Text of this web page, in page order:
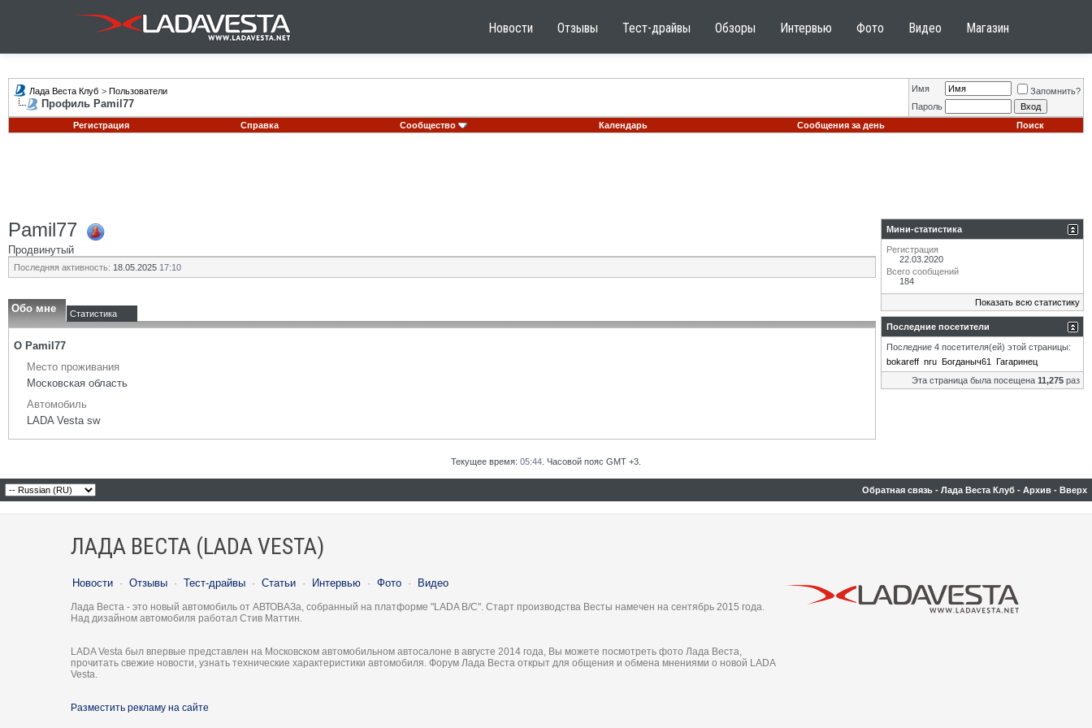
Новости Отзывы Тест-драйвы Обзоры Интервью Фото Видео Магазин
Лада Веста Клуб > Пользователи
Профиль Pamil77
Имя
Запомнить?
Пароль
Регистрация
Справка Сообщество Календарь Сообщения за день Поиск
Pamil77
Продвинутый
Последняя активность: 18.05.2025 17:10
Обо мне Статистика
О Pamil77
Место проживания
Московская область
Автомобиль
LADA Vesta sw
Мини-статистика
Регистрация
22.03.2020
Всего сообщений
184
Показать всю статистику
Последние посетители
Последние 4 посетителя(ей) этой страницы:
bokareff nru Богданыч61
Гагаринец
Эта страница была посещена 11,275 раз
Текущее время: 05:44 . Часовой пояс GMT +3.
Обратная связь - Лада Веста Клуб - Архив - Вверх
ЛАДА ВЕСТА (LADA VESTA)
Новости · Отзывы · Тест-драйвы · Статьи · Интервью · Фото · Видео
Лада Веста - это новый автомобиль от АВТОВАЗа, собранный на платформе "LADA B/C". Старт производства Весты намечен на сентябрь 2015 года.
Над дизайном автомобиля работал Стив Маттин.
LADA Vesta был впервые представлен на Московском автомобильном автосалоне в августе 2014 года, Вы можете посмотреть фото Лада Веста,
прочитать свежие новости, узнать технические характеристики автомобиля. Форум Лада Веста открыт для общения и обмена мнениями о новой LADA
Vesta.
Разместить рекламу на сайте